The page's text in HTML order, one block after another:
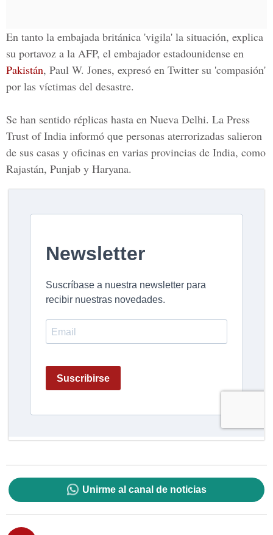
En tanto la embajada británica 'vigila' la situación, explica
su portavoz a la AFP, el embajador estadounidense en
Pakistán, Paul W. Jones, expresó en Twitter su 'compasión'
por las víctimas del desastre.
Se han sentido réplicas hasta en Nueva Delhi. La Press
Trust of India informó que personas aterrorizadas salieron
de sus casas y oficinas en varias provincias de India, como
Rajastán, Punjab y Haryana.
Unirme al canal de noticias